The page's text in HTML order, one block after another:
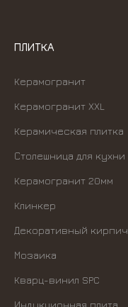
ПЛИТКА
Керамогранит
Керамогранит XXL
Керамическая плитка
Столешница для кухни
Керамогранит 20мм
Клинкер
Декоративный кирпич
Мозаика
Кварц-винил SPC
Индукционная плита